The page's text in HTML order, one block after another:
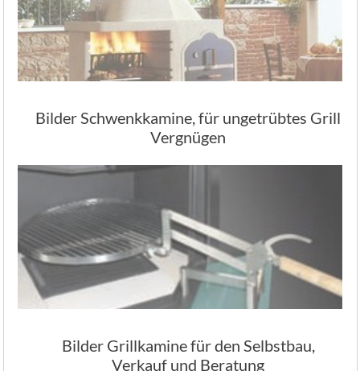
Bilder Schwenkkamine, für ungetrübtes Grill
Vergnügen
Bilder Grillkamine für den Selbstbau,
Verkauf und Beratung